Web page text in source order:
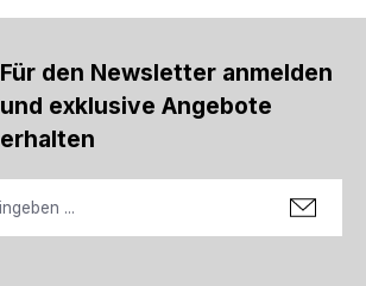
Für den Newsletter anmelden
und exklusive Angebote
erhalten